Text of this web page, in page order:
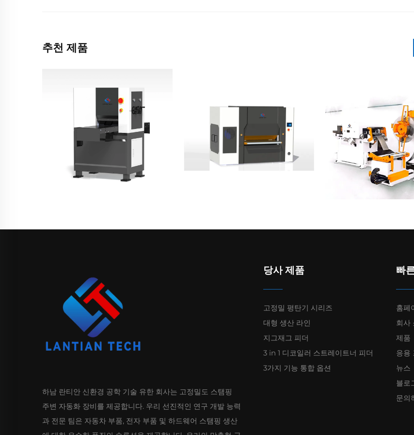
추천 제품
하남 란티안 신환경 공학 기술 유한 회사는 고정밀도 스탬핑
주변 자동화 장비를 제공합니다. 우리 선진적인 연구 개발 능력
과 전문 팀은 자동차 부품, 전자 부품 및 하드웨어 스탬핑 생산
당사 제품
고정밀 평탄기 시리즈
대형 생산 라인
지그재그 피더
3 in 1 디코일러 스트레이트너 피더
3가지 기능 통합 옵션
빠
홈페
회사
제품
응용
뉴스
블로
문의